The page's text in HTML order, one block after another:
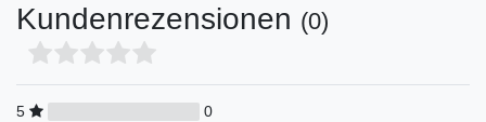
Kundenrezensionen (0)
5
0